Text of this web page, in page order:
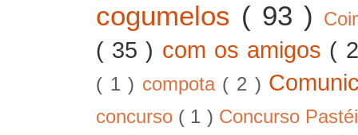
cogumelos ( 93 )
( 35 ) com os amigos (
( 1 ) compota ( 2 )
concurso ( 1 ) Concurso